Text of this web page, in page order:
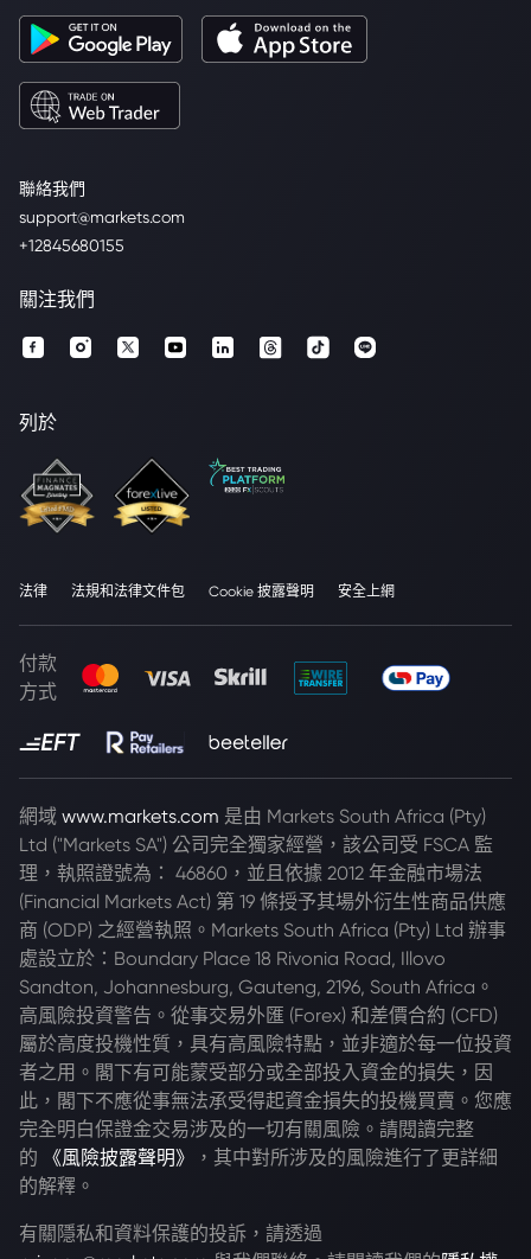
聯絡我們
support@markets.com
+12845680155
關注我們
列於
法律 法規和法律文件包 Cookie 披露聲明 安全上網
付款
方式
網域 www.markets.com 是由 Markets South Africa (Pty)
Ltd ("Markets SA") 公司完全獨家經營，該公司受 FSCA 監
理，執照證號為： 46860，並且依據 2012 年金融市場法
(Financial Markets Act) 第 19 條授予其場外衍生性商品供應
商 (ODP) 之經營執照。Markets South Africa (Pty) Ltd 辦事
處設立於：Boundary Place 18 Rivonia Road, Illovo
Sandton, Johannesburg, Gauteng, 2196, South Africa。
高風險投資警告。從事交易外匯 (Forex) 和差價合約 (CFD)
屬於高度投機性質，具有高風險特點，並非適於每一位投資
者之用。閣下有可能蒙受部分或全部投入資金的損失，因
此，閣下不應從事無法承受得起資金損失的投機買賣。您應
完全明白保證金交易涉及的一切有關風險。請閱讀完整
的
《風險披露聲明》
，其中對所涉及的風險進行了更詳細
的解釋。
有關隱私和資料保護的投訴，請透過